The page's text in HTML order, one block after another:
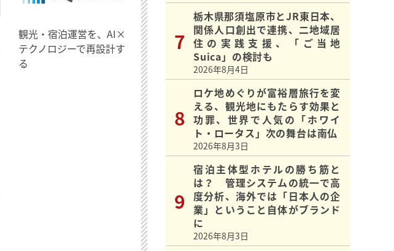
観光・宿泊運営を、AI×
テクノロジーで再設計す
る
栃木県那須塩原市とJR東日本、
関係人口創出で連携、二地域居
住の実践支援、「ご当地
Suica」の検討も
2026年8月4日
ロケ地めぐりが富裕層旅行を変
える、観光地にもたらす効果と
功罪、世界で人気の「ホワイ
ト・ロータス」次の舞台は南仏
2026年8月3日
宿泊主体型ホテルの勝ち筋と
は？ 管理システムの統一で高
度分析、海外では「日本人の企
業」ということ自体がブランド
に
2026年8月3日